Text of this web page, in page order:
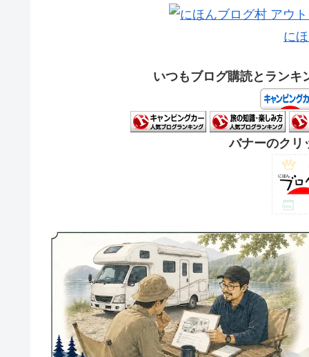
に
いつもブログ購読とランキ
バナーのクリ